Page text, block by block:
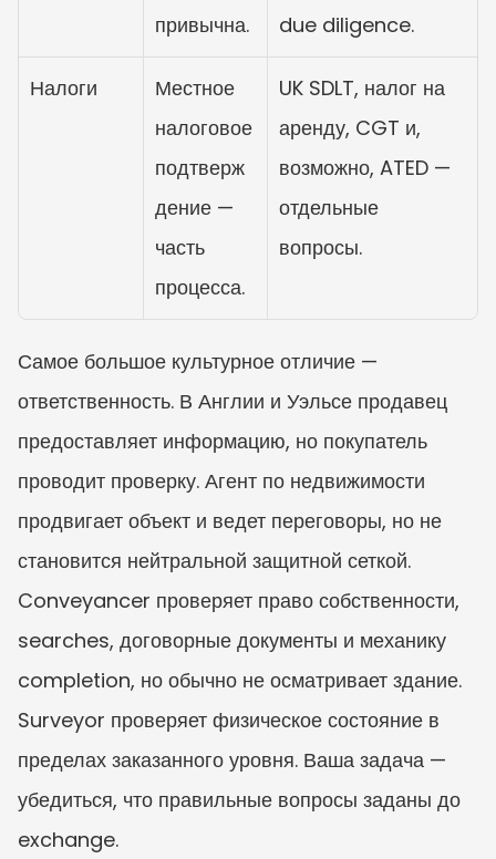
привычна.
due diligence.
Налоги
Местное
налоговое
подтверж
дение —
часть
процесса.
UK SDLT, налог на
аренду, CGT и,
возможно, ATED —
отдельные
вопросы.
Самое большое культурное отличие —
ответственность. В Англии и Уэльсе продавец
предоставляет информацию, но покупатель
проводит проверку. Агент по недвижимости
продвигает объект и ведет переговоры, но не
становится нейтральной защитной сеткой.
Conveyancer проверяет право собственности,
searches, договорные документы и механику
completion, но обычно не осматривает здание.
Surveyor проверяет физическое состояние в
пределах заказанного уровня. Ваша задача —
убедиться, что правильные вопросы заданы до
exchange.